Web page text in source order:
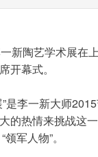
新陶艺学术展在
开幕式。
是李一新大师
的热情来挑战这
军人物”。